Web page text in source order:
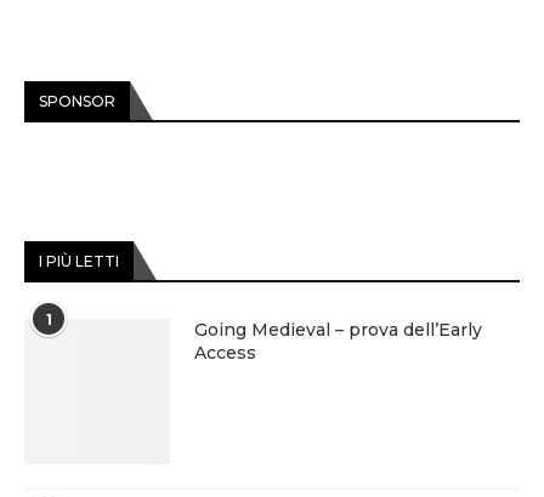
SPONSOR
I PIÙ LETTI
1
Going Medieval – prova dell’Early
Access